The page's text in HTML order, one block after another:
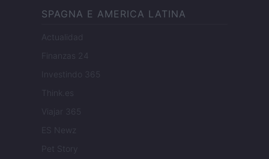
SPAGNA E AMERICA LATINA
Actualidad
Finanzas 24
Investindo 365
Think.es
Viajar 365
ES Newz
Pet Story